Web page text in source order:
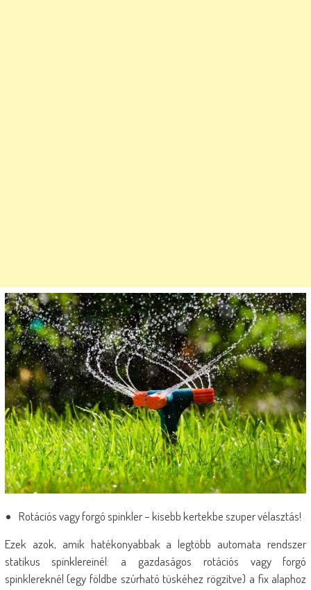
Rotációs vagy forgó spinkler – kisebb kertekbe szuper vélasztás!
Ezek azok, amik hatékonyabbak a legtöbb automata rendszer
statikus spinklereinél: a gazdaságos rotációs vagy forgó
spinklereknél (egy földbe szúrható tüskéhez rögzítve) a fix alaphoz